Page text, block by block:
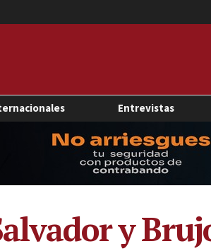
Entrevistas
y